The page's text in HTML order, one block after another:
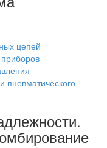
цепей
пневматического